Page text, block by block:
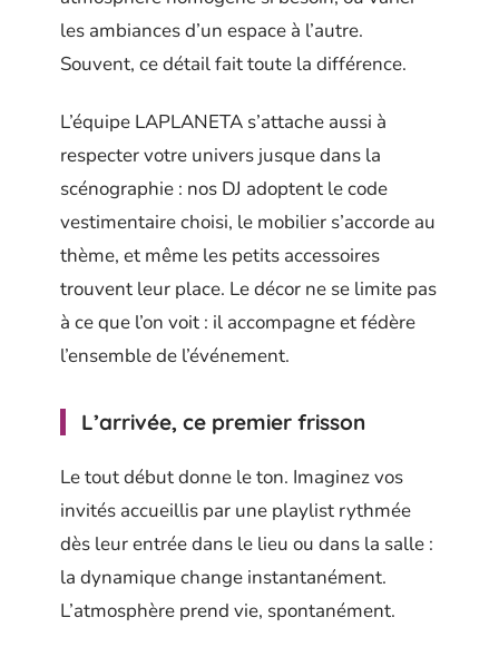
les ambiances d’un espace à l’autre.
Souvent, ce détail fait toute la différence.
L’équipe LAPLANETA s’attache aussi à
respecter votre univers jusque dans la
scénographie : nos DJ adoptent le code
vestimentaire choisi, le mobilier s’accorde au
thème, et même les petits accessoires
trouvent leur place. Le décor ne se limite pas
à ce que l’on voit : il accompagne et fédère
l’ensemble de l’événement.
L’arrivée, ce premier frisson
Le tout début donne le ton. Imaginez vos
invités accueillis par une playlist rythmée
dès leur entrée dans le lieu ou dans la salle :
la dynamique change instantanément.
L’atmosphère prend vie, spontanément.